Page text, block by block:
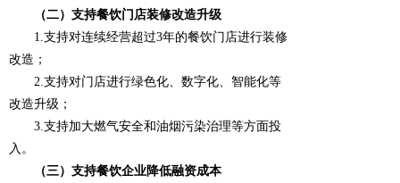
（二）支持餐饮门店装修改造升级
1.支持对连续经营超过3年的餐饮门店进行装修
改造；
2.支持对门店进行绿色化、数字化、智能化等
改造升级；
3.支持加大燃气安全和油烟污染治理等方面投
入。
（三）支持餐饮企业降低融资成本